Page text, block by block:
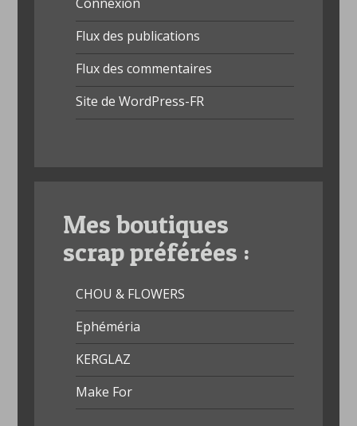
Flux des publications
Flux des commentaires
Site de WordPress-FR
Mes boutiques
scrap préférées :
CHOU & FLOWERS
Ephéméria
KERGLAZ
Make For